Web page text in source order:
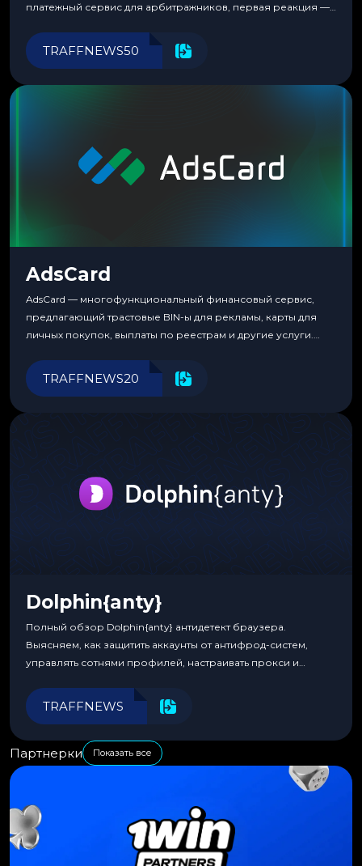
платежный сервис для арбитражников, первая реакция —
перестаешь воспринимать всерьез любой новый продукт,
пока тот не докажет обратное делом. LuckyCards — история
TRAFFNEWS50
AdsCard
AdsCard — многофункциональный финансовый сервис,
предлагающий трастовые BIN-ы для рекламы, карты для
личных покупок, выплаты по реестрам и другие услуги.
инструменты для управления финансами.
TRAFFNEWS20
Dolphin{anty}
Полный обзор Dolphin{anty} антидетект браузера.
Выясняем, как защитить аккаунты от антифрод-систем,
управлять сотнями профилей, настраивать прокси и
эффективности.
TRAFFNEWS
Партнерки Показать все